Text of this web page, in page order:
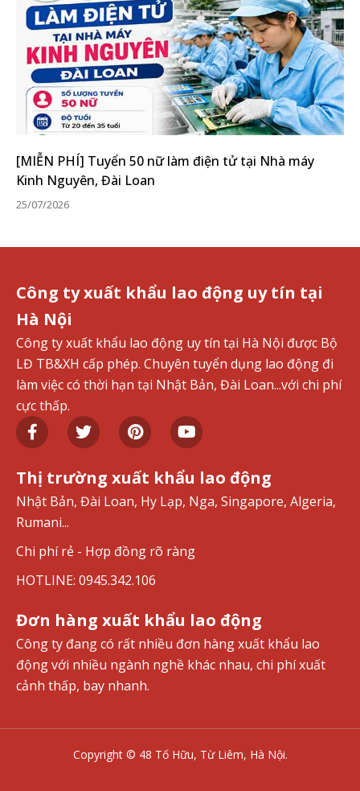
[MIỄN PHÍ] Tuyển 50 nữ làm điện tử tại Nhà máy
Kinh Nguyên, Đài Loan
25/07/2026
Công ty xuất khẩu lao động uy tín tại
Hà Nội
Công ty xuất khẩu lao động uy tín tại Hà Nội được Bộ
LĐ TB&XH cấp phép. Chuyên tuyển dụng lao động đi
làm việc có thời hạn tại Nhật Bản, Đài Loan...với chi phí
cực thấp.
Thị trường xuất khẩu lao động
Nhật Bản, Đài Loan, Hy Lạp, Nga, Singapore, Algeria,
Rumani...
Chi phí rẻ - Hợp đồng rõ ràng
HOTLINE: 0945.342.106
Đơn hàng xuất khẩu lao động
Công ty đang có rất nhiều đơn hàng xuất khẩu lao
động với nhiều ngành nghề khác nhau, chi phí xuất
cảnh thấp, bay nhanh.
Copyright © 48 Tố Hữu, Từ Liêm, Hà Nội.